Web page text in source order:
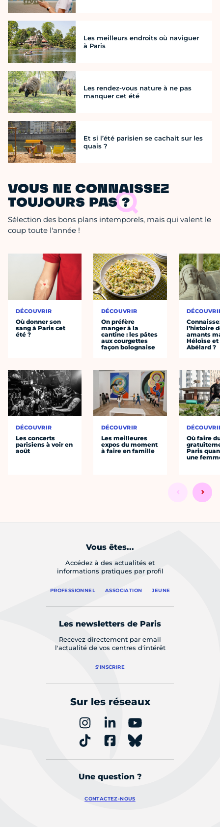
Les meilleurs endroits où naviguer
à Paris
Les rendez-vous nature à ne pas
manquer cet été
Et si l’été parisien se cachait sur les
quais ?
VOUS NE CONNAISSEZ
TOUJOURS PAS ?
Sélection des bons plans intemporels, mais qui valent le
coup toute l'année !
DÉCOUVRIR
Où donner son
sang à Paris cet
été ?
DÉCOUVRIR
Les concerts
parisiens à voir en
août
DÉCOUVRIR
On préfère
manger à la
cantine : les pâtes
aux courgettes
façon bolognaise
DÉCOUVRIR
Les meilleures
expos du moment
à faire en famille
l’histoire
amants
Héloïse et
Abélard ?
Où faire
Paris
une
Vous êtes...
Accédez à des actualités et
informations pratiques par profil
PROFESSIONNEL ASSOCIATION JEUNE
Les newsletters de Paris
Recevez directement par email
l'actualité de vos centres d'intérêt
S'INSCRIRE
Sur les réseaux
Une question ?
CONTACTEZ-NOUS